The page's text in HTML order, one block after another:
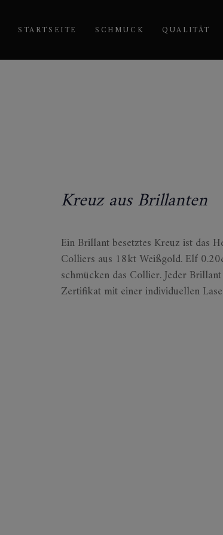
überspringen
primären
springen
STARTSEITE SCHMUCK QUALITÄT
Kreuz aus Brillanten
Ein Brillant besetztes Kreuz ist das
Colliers aus 18kt Weißgold. Elf
schmücken das Collier. Jeder
Zertifikat mit einer individuellen